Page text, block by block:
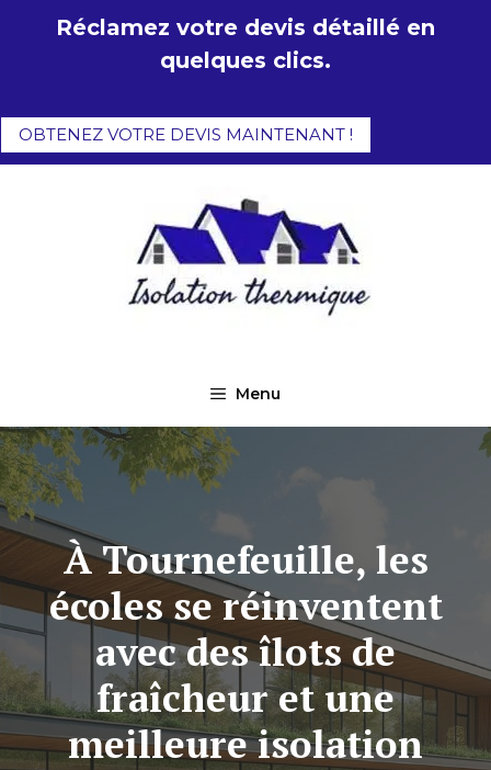
Réclamez votre devis détaillé en
quelques clics.
OBTENEZ VOTRE DEVIS MAINTENANT !
Menu
À Tournefeuille, les
écoles se réinventent
avec des îlots de
fraîcheur et une
meilleure isolation